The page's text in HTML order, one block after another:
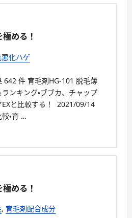
める！
悪化ハゲ
642 件 育毛剤HG-101 脱毛薄
ンキング・ブブカ、チャップ
EXと比較する！ 2021/09/14
・育 …
める！
, 育毛剤配合成分